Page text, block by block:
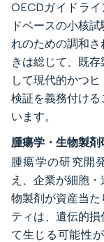
OECDガイドラ
ドベースの小核
れのための調和
きは総じて、既
して現代的かつ
検証を義務付け
います。
腫瘍学・生物製
腫瘍学の研究開
え、企業が細胞
物製剤が資産当た
ティは、遺伝的
て生じる可能性